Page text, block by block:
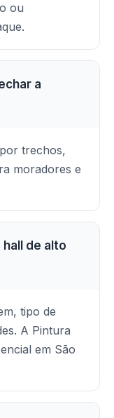
ou
a
trechos,
moradores e
de alto
tipo de
A Pintura
em São